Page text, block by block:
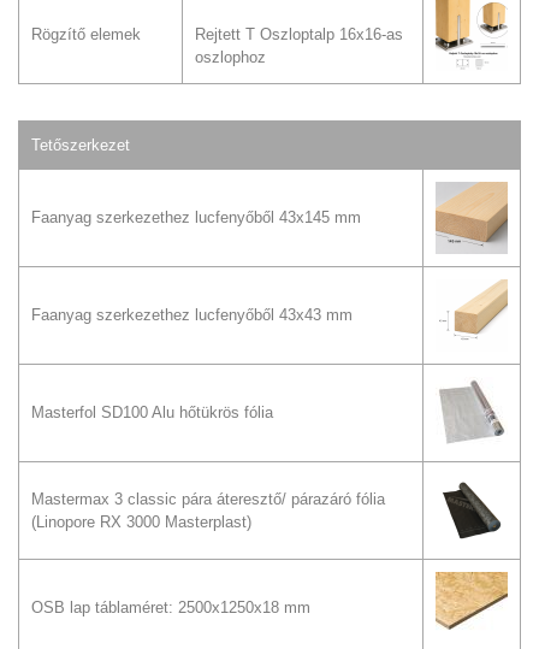
Rögzítő elemek
Rejtett T Oszloptalp 16x16-as
oszlophoz
Tetőszerkezet
Faanyag szerkezethez lucfenyőből 43x145 mm
Faanyag szerkezethez lucfenyőből 43x43 mm
Masterfol SD100 Alu hőtükrös fólia
Mastermax 3 classic pára áteresztő/ párazáró fólia
(Linopore RX 3000 Masterplast)
OSB lap táblaméret: 2500x1250x18 mm